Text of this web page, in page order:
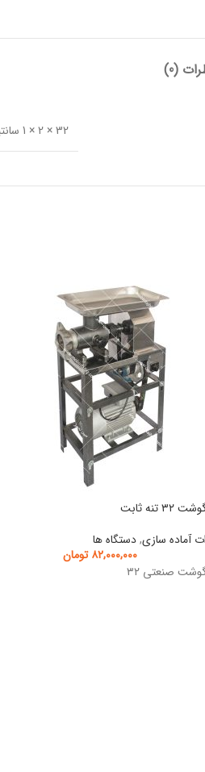
(0)
32 × 2 × 1 سانتیمتر
تنه ثابت
آماده سازی,دستگاه ها
۸۲,۰۰۰,۰۰۰ تومان
صنعتی ۳۲